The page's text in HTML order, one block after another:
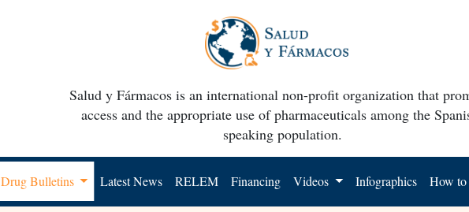
Salud y Fármacos is an international non-profit organization that
access and the appropriate use of pharmaceuticals among the
speaking population.
Drug Bulletins Latest News RELEM Financing Videos Infographics How to